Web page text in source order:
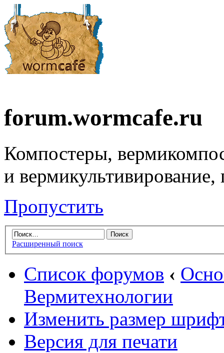
forum.wormcafe.ru
Компостеры,
и
Пропустить
Расширенный поиск
Список форумов ‹
Вермитехнологии
Изменить размер
Версия для печати